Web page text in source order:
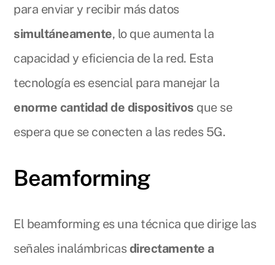
para enviar y recibir más datos
simultáneamente, lo que aumenta la
capacidad y eficiencia de la red. Esta
tecnología es esencial para manejar la
enorme cantidad de dispositivos que se
espera que se conecten a las redes 5G.
Beamforming
El beamforming es una técnica que dirige las
señales inalámbricasdirectamente a